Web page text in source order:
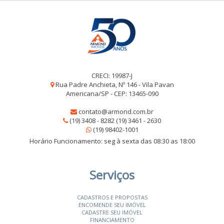
CRECI: 19987-J
Rua Padre Anchieta, Nº 146 - Vila Pavan
Americana/SP - CEP: 13465-090
contato@armond.com.br
(19) 3408 - 8282 (19) 3461 - 2630
(19) 98402-1001
Horário Funcionamento: seg à sexta das 08:30 as 18:00
Serviços
CADASTROS E PROPOSTAS
ENCOMENDE SEU IMÓVEL
CADASTRE SEU IMÓVEL
FINANCIAMENTO